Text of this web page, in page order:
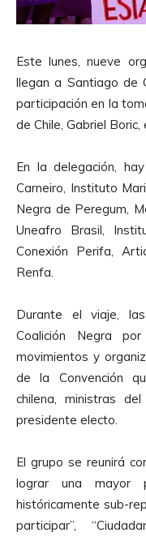
Este lunes, nueve
llegan a Santiago de
participación en la
de Chile, Gabriel Boric,
En la delegación,
Carneiro, Instituto
Negra de Peregum,
Uneafro Brasil,
Conexión Perifa,
Renfa.
Durante el viaje,
Coalición Negra
movimientos y
de la Convención
chilena, ministras
presidente electo.
El grupo se reunirá
lograr una mayor
históricamente sub-
participar”,